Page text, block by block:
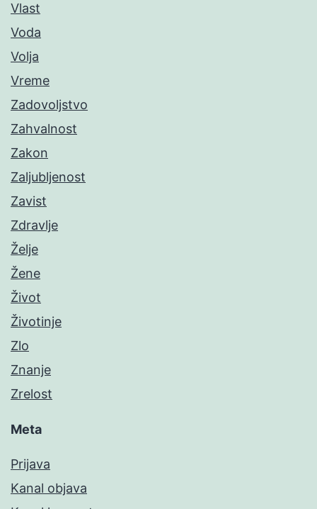
Vlast
Voda
Volja
Vreme
Zadovoljstvo
Zahvalnost
Zakon
Zaljubljenost
Zavist
Zdravlje
Želje
Žene
Život
Životinje
Zlo
Znanje
Zrelost
Meta
Prijava
Kanal objava